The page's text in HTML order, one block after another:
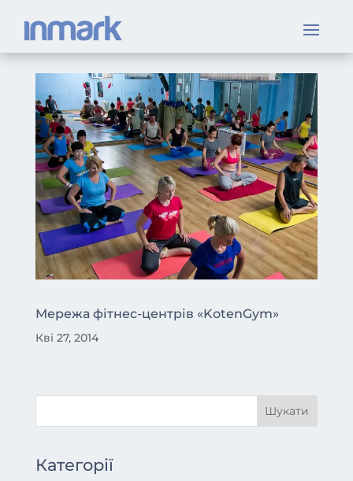
Мережа фітнес-центрів «KotenGym»
Кві 27, 2014
Категорії